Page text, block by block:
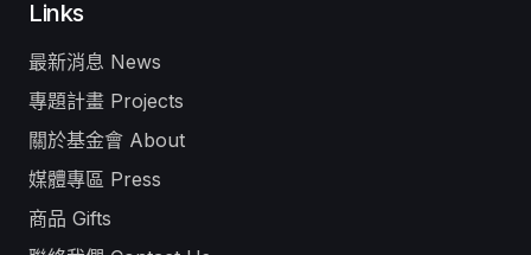
Links
最新消息 News
專題計畫 Projects
關於基金會 About
媒體專區 Press
商品 Gifts